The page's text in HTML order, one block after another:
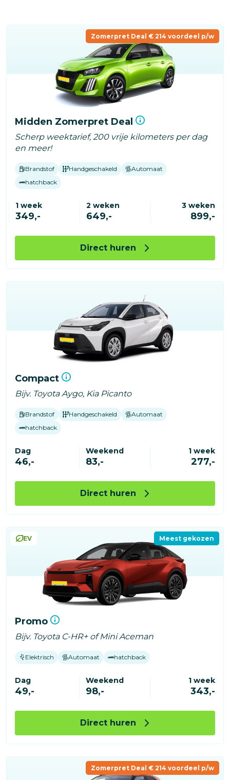
Zomerpret Deal € 214 voordeel p/w
Midden Zomerpret Deal
Scherp weektarief, 200 vrije kilometers per dag
en meer!
Brandstof Handgeschakeld
Automaat
hatchback
1 week
349,-
2 weken
649,-
3 weken
899,-
Direct huren
Compact
Bijv. Toyota Aygo, Kia Picanto
Brandstof Handgeschakeld
Automaat
hatchback
Dag
46,-
Weekend
83,-
1 week
277,-
Direct huren
EV Meest gekozen
Promo
Bijv. Toyota C-HR+ of Mini Aceman
Elektrisch Automaat hatchback
Dag
49,-
Weekend
98,-
1 week
343,-
Direct huren
Zomerpret Deal € 214 voordeel p/w